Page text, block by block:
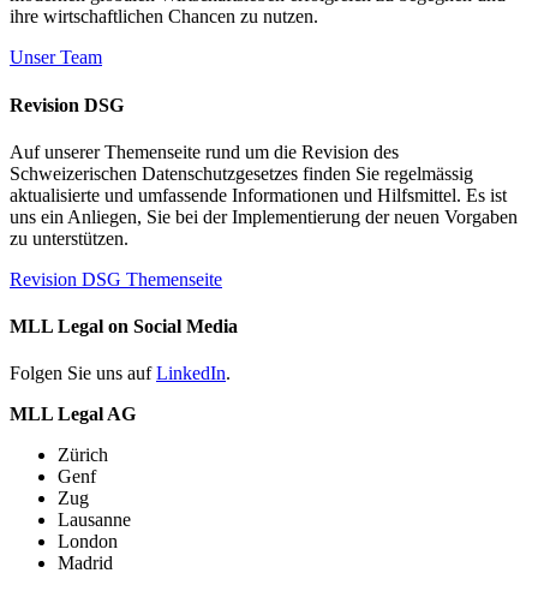
ihre wirtschaftlichen Chancen zu nutzen.
Unser Team
Revision DSG
Auf unserer Themenseite rund um die Revision des
Schweizerischen Datenschutzgesetzes finden Sie regelmässig
aktualisierte und umfassende Informationen und Hilfsmittel. Es ist
uns ein Anliegen, Sie bei der Implementierung der neuen Vorgaben
zu unterstützen.
Revision DSG Themenseite
MLL Legal on Social Media
Folgen Sie uns aufLinkedIn.
MLL Legal AG
Zürich
Genf
Zug
Lausanne
London
Madrid